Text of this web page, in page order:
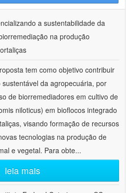
a sustentabilidade da
na produção
tem como objetivo contribuir
da agropecuária, por
de biorremediadores em cultivo de
niloticus) em bioflocos integrado
visando formação de recursos
tecnologias na produção de
e vegetal. Para obte...
leia mais